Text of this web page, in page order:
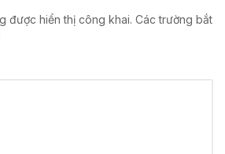
được hiển thị công khai. Các trường bắt